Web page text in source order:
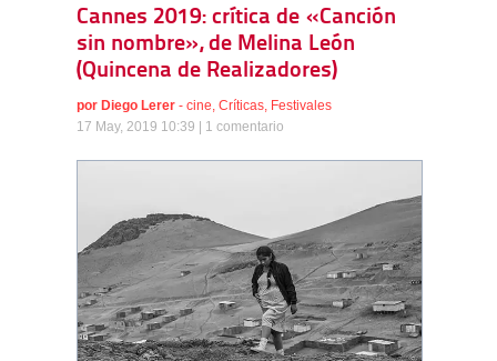
Cannes 2019: crítica de «Canción
sin nombre», de Melina León
(Quincena de Realizadores)
por Diego Lerer - cine Críticas Festivales
17 May, 2019 10:39 | 1 comentario